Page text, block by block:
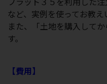
など、実例を使ってお教え
また、「土地を購入して
す。
【費用】